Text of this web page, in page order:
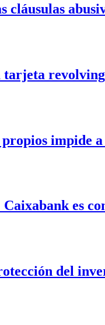
cláusulas
tarjeta
impide
es
del